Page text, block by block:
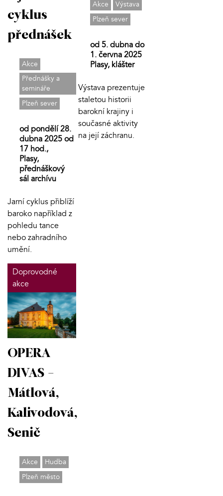
cyklus
přednášek
Akce
Přednášky a
semináře
Plzeň sever
od pondělí 28.
dubna 2025 od
17 hod.,
Plasy,
přednáškový
sál archívu
Jarní cyklus přiblíží
baroko například z
pohledu tance
nebo zahradního
umění.
Akce
Výstava
Plzeň sever
od 5. dubna do
1. června 2025
Plasy, klášter
Výstava prezentuje
staletou historii
barokní krajiny i
současné aktivity
na její záchranu.
Doprovodné
akce
OPERA
DIVAS -
Mátlová,
Kalivodová,
Senič
Akce
Hudba
Plzeň město